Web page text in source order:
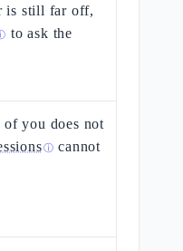
is still far off,
to ask the
you does not
ⓘ cannot